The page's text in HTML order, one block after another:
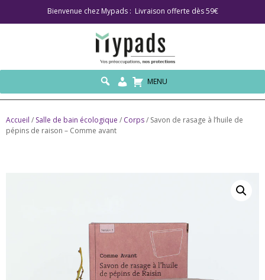
Bienvenue chez Mypads : Livraison offerte dès 59€
MENU
Accueil / Salle de bain écologique / Corps/ Savon de rasage à l’huile de
pépins de raison – Comme avant